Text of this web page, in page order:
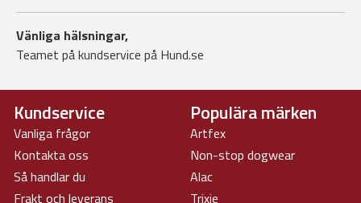
Vänliga hälsningar,
Teamet på kundservice på Hund.se
Kundservice
Vanliga frågor
Kontakta oss
Så handlar du
Frakt och leverans
Populära märken
Artfex
Non-stop dogwear
Alac
Trixie